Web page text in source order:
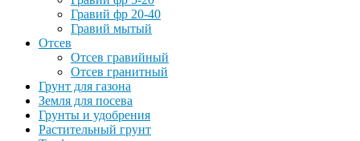
Гравий фр 20-40
Гравий мытый
Отсев
Отсев гравийный
Отсев гранитный
Грунт для газона
Земля для посева
Грунты и удобрения
Растительный грунт